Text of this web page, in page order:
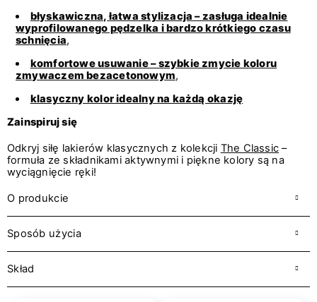
błyskawiczna, łatwa stylizacja – zasługa idealnie
wyprofilowanego pędzelka i bardzo krótkiego czasu
schnięcia,
komfortowe usuwanie – szybkie zmycie koloru
zmywaczem bezacetonowym,
klasyczny kolor idealny na każdą okazję
Zainspiruj się
Odkryj siłę lakierów klasycznych z kolekcji The Classic –
formuła ze składnikami aktywnymi i piękne kolory są na
wyciągnięcie ręki!
O produkcie
Sposób użycia
Skład